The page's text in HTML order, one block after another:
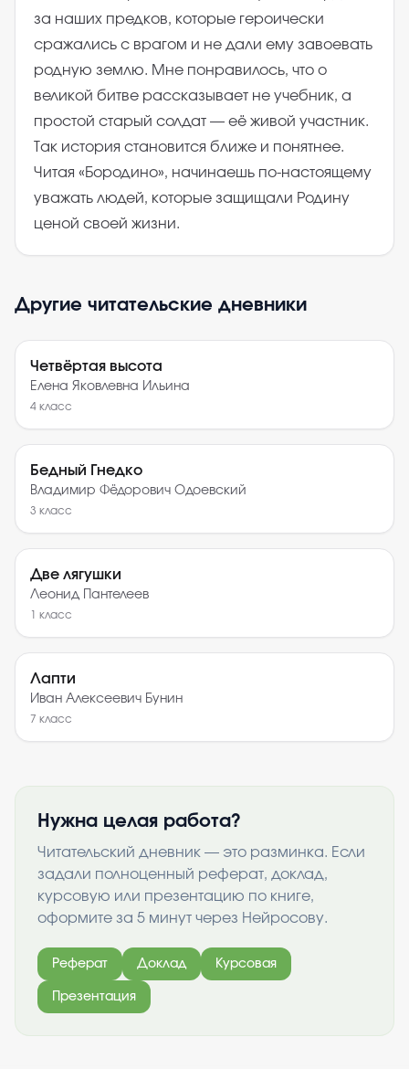
за наших предков, которые героически
сражались с врагом и не дали ему завоевать
родную землю. Мне понравилось, что о
великой битве рассказывает не учебник, а
простой старый солдат — её живой участник.
Так история становится ближе и понятнее.
Читая «Бородино», начинаешь по-настоящему
уважать людей, которые защищали Родину
ценой своей жизни.
Другие читательские дневники
Четвёртая высота
Елена Яковлевна Ильина
4 класс
Бедный Гнедко
Владимир Фёдорович Одоевский
3 класс
Две лягушки
Леонид Пантелеев
1 класс
Лапти
Иван Алексеевич Бунин
7 класс
Нужна целая работа?
Читательский дневник — это разминка. Если
задали полноценный реферат, доклад,
курсовую или презентацию по книге,
оформите за 5 минут через Нейросову.
Реферат Доклад Курсовая
Презентация